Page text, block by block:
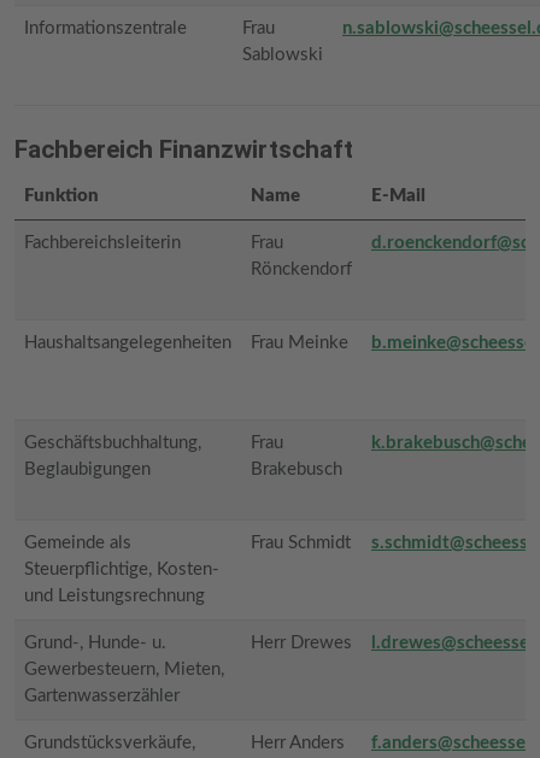
Informationszentrale
Frau
Sablowski
Fachbereich Finanzwirtschaft
Funktion Name E-Mail
Fachbereichsleiterin
Frau
Rönckendorf
Haushaltsangelegenheiten Frau Meinke
Geschäftsbuchhaltung,
Beglaubigungen
Frau
Brakebusch
Gemeinde als
Steuerpflichtige, Kosten-
und Leistungsrechnung
Frau Schmidt
Grund-, Hunde- u.
Gewerbesteuern, Mieten,
Gartenwasserzähler
Herr Drewes
Grundstücksverkäufe,
Herr Anders